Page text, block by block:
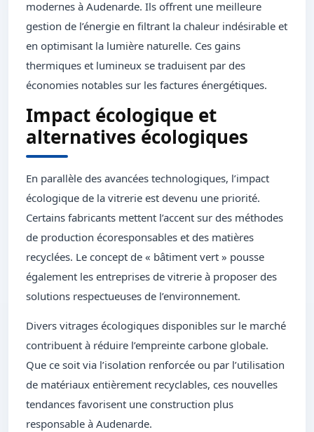
modernes à Audenarde. Ils offrent une meilleure
gestion de l’énergie en filtrant la chaleur indésirable et
en optimisant la lumière naturelle. Ces gains
thermiques et lumineux se traduisent par des
économies notables sur les factures énergétiques.
Impact écologique et
alternatives écologiques
En parallèle des avancées technologiques, l’impact
écologique de la vitrerie est devenu une priorité.
Certains fabricants mettent l’accent sur des méthodes
de production écoresponsables et des matières
recyclées. Le concept de « bâtiment vert » pousse
également les entreprises de vitrerie à proposer des
solutions respectueuses de l’environnement.
Divers vitrages écologiques disponibles sur le marché
contribuent à réduire l’empreinte carbone globale.
Que ce soit via l’isolation renforcée ou par l’utilisation
de matériaux entièrement recyclables, ces nouvelles
tendances favorisent une construction plus
responsable à Audenarde.